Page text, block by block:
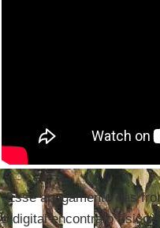
“Esse apagamento das
o digital encontra o físico